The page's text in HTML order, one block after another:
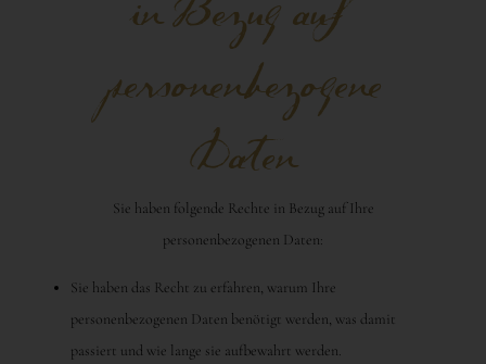
in Bezug auf
personenbezogene
Daten
Sie haben folgende Rechte in Bezug auf Ihre
personenbezogenen Daten:
Sie haben das Recht zu erfahren, warum Ihre
personenbezogenen Daten benötigt werden, was damit
passiert und wie lange sie aufbewahrt werden.